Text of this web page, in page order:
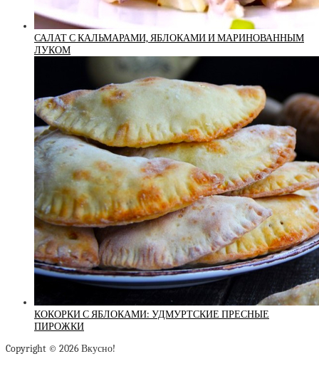
САЛАТ С КАЛЬМАРАМИ, ЯБЛОКАМИ И МАРИНОВАННЫМ
ЛУКОМ
КОКОРКИ С ЯБЛОКАМИ: УДМУРТСКИЕ ПРЕСНЫЕ
ПИРОЖКИ
Copyright © 2026 Вкусно!